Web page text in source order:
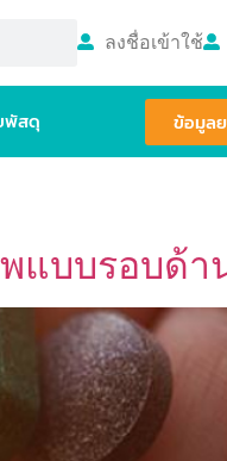
ลงชื่อเข้าใช้
พัสดุ ข้อมูล
บบรอบด้า